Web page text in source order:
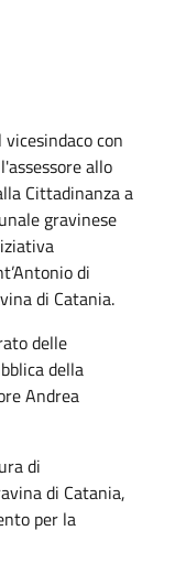
con
allo
Cittadinanza a
gravinese
di
di Catania.
delle
della
Andrea
di
di Catania,
per la